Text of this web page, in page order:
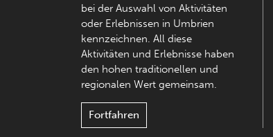
bei der Auswahl von Aktivitäten
oder Erlebnissen in Umbrien
kennzeichnen. All diese
Aktivitäten und Erlebnisse haben
den hohen traditionellen und
regionalen Wert gemeinsam.
Fortfahren